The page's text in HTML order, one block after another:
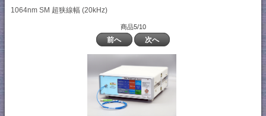
1064nm SM 超狭線幅 (20kHz)
商品5/10
前へ 次へ